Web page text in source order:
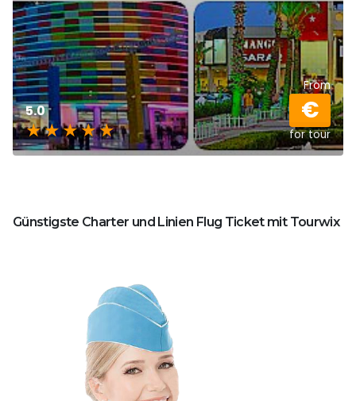
5.0
From
€
for tour
Günstigste Charter und Linien Flug Ticket mit Tourwix